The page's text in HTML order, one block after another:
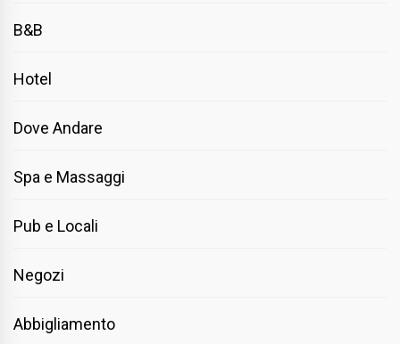
B&B
Hotel
Dove Andare
Spa e Massaggi
Pub e Locali
Negozi
Abbigliamento